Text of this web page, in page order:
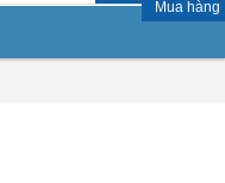
Mua hàng